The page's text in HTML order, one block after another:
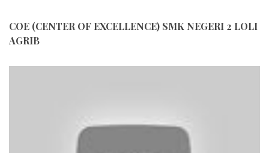
COE (CENTER OF EXCELLENCE) SMK NEGERI 2 LOLI
AGRIB